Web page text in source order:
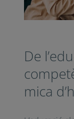
De
mica